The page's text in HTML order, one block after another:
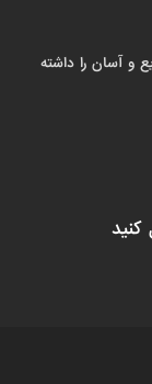
و آسان را داشته